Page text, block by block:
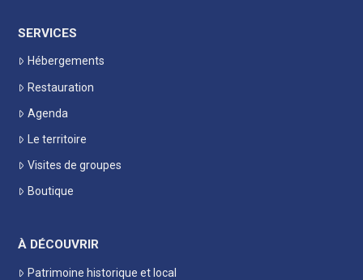
SERVICES
Hébergements
Restauration
Agenda
Le territoire
Visites de groupes
Boutique
À DÉCOUVRIR
Patrimoine historique et local